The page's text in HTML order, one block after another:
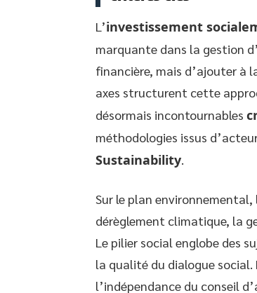
L’investissement
marquante dans la gestion
financière, mais d’ajouter à
axes structurent cette
désormais incontournables
méthodologies issus
Sustainability.
Sur le plan
dérèglement climatique, la
Le pilier social englobe des
la qualité du dialogue
l’indépendance du conseil